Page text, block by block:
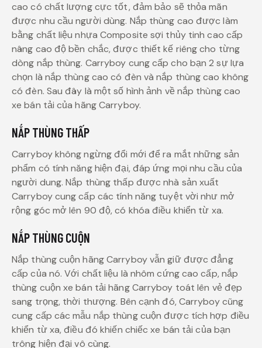
cao có chất lượng cực tốt, đảm bảo sẽ thỏa mãn
được nhu cầu người dùng. Nắp thùng cao được làm
bằng chất liệu nhựa Composite sợi thủy tinh cao cấp
nâng cao độ bền chắc, được thiết kế riêng cho từng
dòng nắp thùng. Carryboy cung cấp cho bạn 2 sự lựa
chọn là nắp thùng cao có đèn và nắp thùng cao không
có đèn. Sau đây là một số hình ảnh về nắp thùng cao
xe bán tải của hãng Carryboy.
NẮP THÙNG THẤP
Carryboy không ngừng đổi mới để ra mắt những sản
phẩm có tính năng hiện đại, đáp ứng mọi nhu cầu của
người dung. Nắp thùng thấp được nhà sản xuất
Carryboy cung cấp các tính năng tuyệt vời như mở
rộng góc mở lên 90 độ, có khóa điều khiển từ xa.
NẮP THÙNG CUỘN
Nắp thùng cuộn hãng Carryboy vẫn giữ được đẳng
cấp của nó. Với chất liệu là nhôm cứng cao cấp, nắp
thùng cuộn xe bán tải hãng Carryboy toát lên vẻ đẹp
sang trọng, thời thượng. Bên cạnh đó, Carryboy cũng
cung cấp các mẫu nắp thùng cuộn được tích hợp điều
khiển từ xa, điều đó khiến chiếc xe bán tải của bạn
trông hiện đại vô cùng.